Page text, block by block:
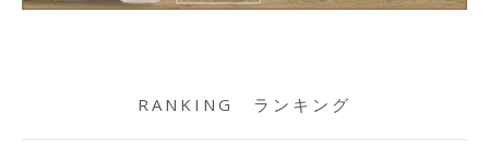
RANKING ランキング